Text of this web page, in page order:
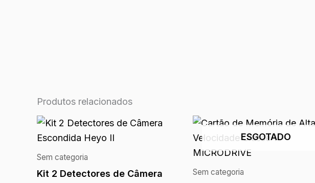
Produtos relacionados
Sem categoria
Kit 2 Detectores de Câmera
ESGOTADO
Sem categoria